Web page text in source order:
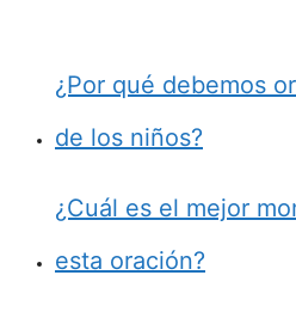
¿Por qué debemos
de los niños?
¿Cuál es el mejor
esta oración?